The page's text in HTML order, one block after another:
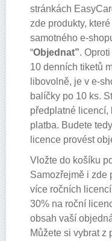
stránkách
zde produkty,
samotného e-
“Objednat”.
10 denních tiketů
libovolně, je v e-
balíčky po 10 ks.
předplatné licencí,
platba. Budete
licence provést
Vložte do košíku
Samozřejmě i zde
více ročních
30% na roční
obsah vaší
Můžete si vybrat z